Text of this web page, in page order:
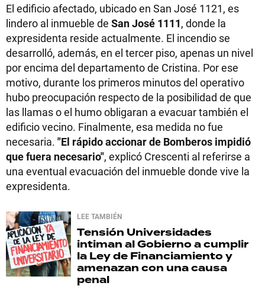
El edificio afectado, ubicado en San José 1121, es
lindero al inmueble de San José 1111, donde la
expresidenta reside actualmente. El incendio se
desarrolló, además, en el tercer piso, apenas un nivel
por encima del departamento de Cristina. Por ese
motivo, durante los primeros minutos del operativo
hubo preocupación respecto de la posibilidad de que
las llamas o el humo obligaran a evacuar también el
edificio vecino. Finalmente, esa medida no fue
necesaria. "El rápido accionar de Bomberos impidió
que fuera necesario", explicó Crescenti al referirse a
una eventual evacuación del inmueble donde vive la
expresidenta.
LEE TAMBIÉN
Tensión Universidades
intiman al Gobierno a cumplir
la Ley de Financiamiento y
amenazan con una causa
penal